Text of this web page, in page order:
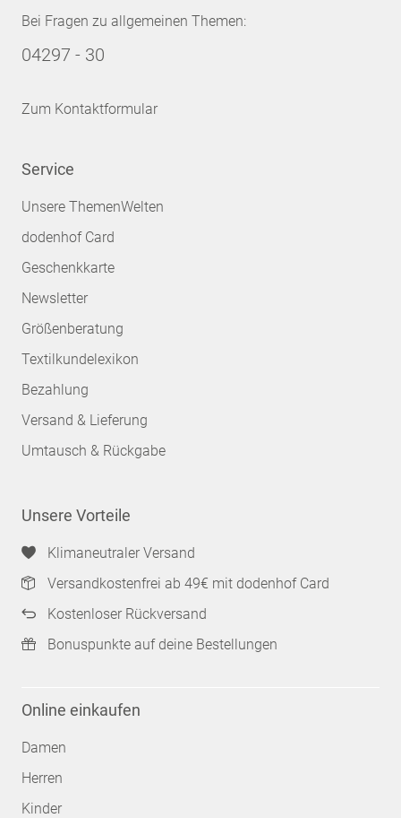
Bei Fragen zu allgemeinen Themen:
04297 - 30
Zum Kontaktformular
Service
Unsere ThemenWelten
dodenhof Card
Geschenkkarte
Newsletter
Größenberatung
Textilkundelexikon
Bezahlung
Versand & Lieferung
Umtausch & Rückgabe
Unsere Vorteile
Klimaneutraler Versand
Versandkostenfrei ab 49€ mit dodenhof Card
Kostenloser Rückversand
Bonuspunkte auf deine Bestellungen
Online einkaufen
Damen
Herren
Kinder